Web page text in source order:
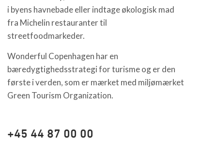
i byens havnebade eller indtage økologisk mad
fra Michelin restauranter til
streetfoodmarkeder.
Wonderful Copenhagen har en
bæredygtighedsstrategi for turisme og er den
første i verden, som er mærket med miljømærket
Green Tourism Organization.
+45 44 87 00 00